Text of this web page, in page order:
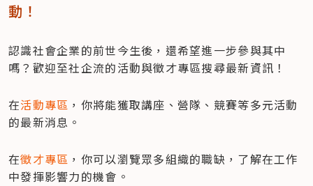
動！
認識社會企業的前世今生後，還希望進一步參與其中
嗎？歡迎至社企流的活動與徵才專區搜尋最新資訊！
在活動專區 ，你將能獲取講座、營隊、競賽等多元活動
的最新消息。
在徵才專區 ，你可以瀏覽眾多組織的職缺，了解在工作
中發揮影響力的機會。